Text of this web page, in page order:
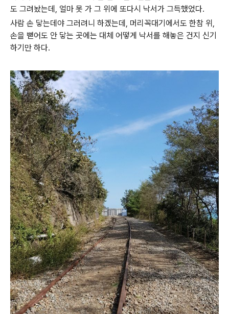
도 그려놨는데, 얼마 못 가 그 위에 또다시 낙서가 그득했었다.
사람 손 닿는데야 그러려니 하겠는데, 머리꼭대기에서도 한참 위,
손을 뻗어도 안 닿는 곳에는 대체 어떻게 낙서를 해놓은 건지 신기
하기만 하다.